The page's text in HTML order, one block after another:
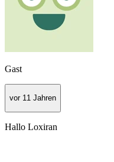
Gast
vor 11 Jahren
Hallo Loxiran